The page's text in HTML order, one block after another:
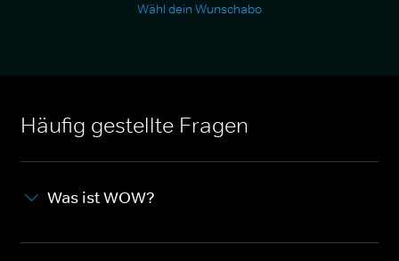
Wähl dein Wunschabo
Häufig gestellte Fragen
Was ist WOW?